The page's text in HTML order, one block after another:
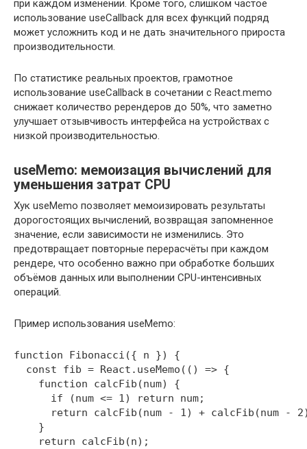
при каждом изменении. Кроме того, слишком частое
использование useCallback для всех функций подряд
может усложнить код и не дать значительного прироста
производительности.
По статистике реальных проектов, грамотное
использование useCallback в сочетании с React.memo
снижает количество ререндеров до 50%, что заметно
улучшает отзывчивость интерфейса на устройствах с
низкой производительностью.
useMemo: мемоизация вычислений для
уменьшения затрат CPU
Хук useMemo позволяет мемоизировать результаты
дорогостоящих вычислений, возвращая запомненное
значение, если зависимости не изменились. Это
предотвращает повторные перерасчёты при каждом
рендере, что особенно важно при обработке больших
объёмов данных или выполнении CPU-интенсивных
операций.
Пример использования useMemo:
function Fibonacci({ n }) {
  const fib = React.useMemo(() => {
    function calcFib(num) {
      if (num <= 1) return num;
return calcFib(num - 1) + calcFib(num -
    }
    return calcFib(n);